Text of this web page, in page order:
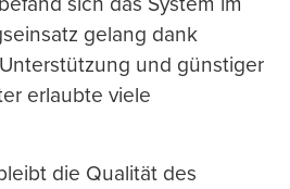
gelang dank
und günstiger
erlaubte viele
die Qualität des